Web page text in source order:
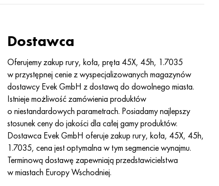
Dostawca
Oferujemy zakup rury, koła, pręta 45X, 45h, 1.7035
w przystępnej cenie z wyspecjalizowanych magazynów
dostawcy Evek GmbH z dostawą do dowolnego miasta.
Istnieje możliwość zamówienia produktów
o niestandardowych parametrach. Posiadamy najlepszy
stosunek ceny do jakości dla całej gamy produktów.
Dostawca Evek GmbH oferuje zakup rury, koła, 45X, 45h,
1.7035, cena jest optymalna w tym segmencie wynajmu.
Terminową dostawę zapewniają przedstawicielstwa
w miastach Europy Wschodniej.